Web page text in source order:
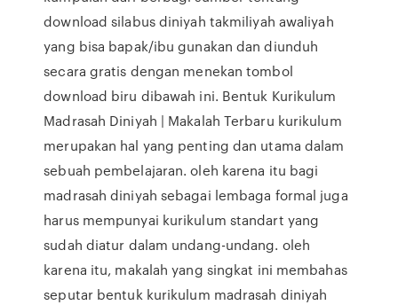
download silabus diniyah takmiliyah awaliyah
yang bisa bapak/ibu gunakan dan diunduh
secara gratis dengan menekan tombol
download biru dibawah ini. Bentuk Kurikulum
Madrasah Diniyah | Makalah Terbaru kurikulum
merupakan hal yang penting dan utama dalam
sebuah pembelajaran. oleh karena itu bagi
madrasah diniyah sebagai lembaga formal juga
harus mempunyai kurikulum standart yang
sudah diatur dalam undang-undang. oleh
karena itu, makalah yang singkat ini membahas
seputar bentuk kurikulum madrasah diniyah